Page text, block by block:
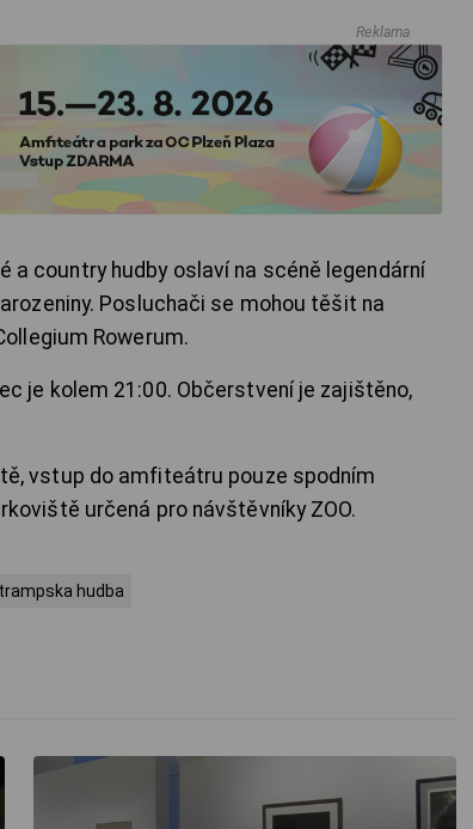
Reklama
country hudby oslaví na scéně legendární
Posluchači se mohou těšit na
Rowerum.
je kolem 21:00. Občerstvení je zajištěno,
vstup do amfiteátru pouze spodním
určená pro návštěvníky ZOO.
trampska hudba